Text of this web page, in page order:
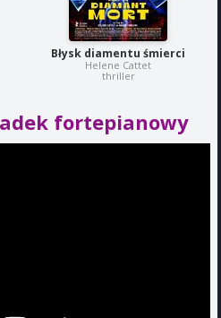
Błysk diamentu śmierci
Helene Cattet
thriller
fortepianowy